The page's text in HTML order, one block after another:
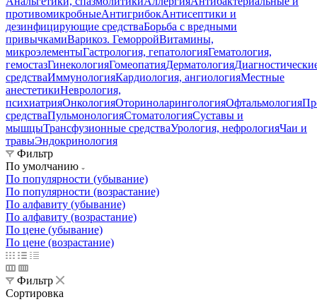
противомикробныеАнтигрибокАнтисептики и
дезинфицирующие средстваБорьба с вредными
привычкамиВарикоз. ГеморройВитамины,
микроэлементыГастрология, гепатологияГематология,
гемостазГинекологияГомеопатияДерматология
средстваИммунологияКардиология, ангиологияМестные
анестетикиНеврология,
психиатрияОнкологияОториноларингологияОфтальмология
средстваПульмонологияСтоматологияСуставы и
мышцыТрансфузионные средстваУрология, нефрологияЧаи и
травыЭндокринология
Фильтр
По умолчанию
По популярности (убывание)
По популярности (возрастание)
По алфавиту (убывание)
По алфавиту (возрастание)
По цене (убывание)
По цене (возрастание)
Фильтр
Сортировка